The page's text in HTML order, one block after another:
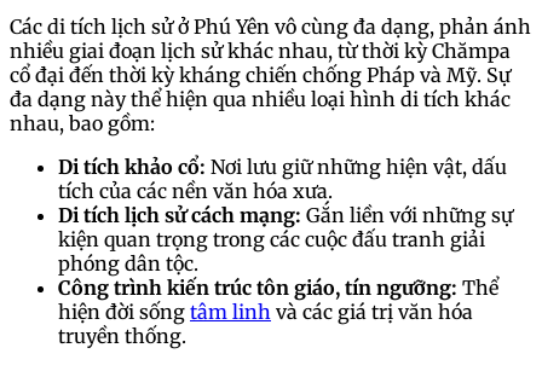
Các di tích lịch sử ở Phú Yên vô cùng đa dạng, phản ánh
nhiều giai đoạn lịch sử khác nhau, từ thời kỳ Chămpa
cổ đại đến thời kỳ kháng chiến chống Pháp và Mỹ. Sự
đa dạng này thể hiện qua nhiều loại hình di tích khác
nhau, bao gồm:
Di tích khảo cổ: Nơi lưu giữ những hiện vật, dấu
tích của các nền văn hóa xưa.
Di tích lịch sử cách mạng: Gắn liền với những sự
kiện quan trọng trong các cuộc đấu tranh giải
phóng dân tộc.
Công trình kiến trúc tôn giáo, tín ngưỡng: Thể
hiện đời sống tâm linh và các giá trị văn hóa
truyền thống.